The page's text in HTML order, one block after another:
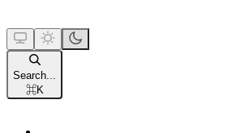
Search...
⌘K